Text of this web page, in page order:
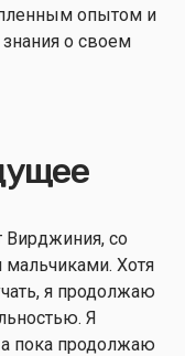
опытом и
о своем
Вирджиния, со
Хотя
я продолжаю
Я
пока продолжаю